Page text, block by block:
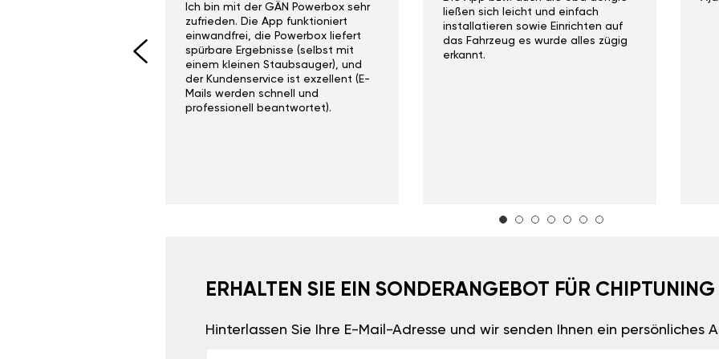
Ich bin mit der GÄN Powerbox sehr
zufrieden. Die App funktioniert
einwandfrei, die Powerbox liefert
spürbare Ergebnisse (selbst mit
einem kleinen Staubsauger), und
der Kundenservice ist exzellent (E-
Mails werden schnell und
professionell beantwortet).
ließen sich leicht und einfach
installatieren sowie Einrichten auf
das Fahrzeug es wurde alles zügig
erkannt.
ERHALTEN SIE EIN SONDERANGEBOT FÜR CHIPTUNING
Hinterlassen Sie Ihre E-Mail-Adresse und wir senden Ihnen ein persönliches